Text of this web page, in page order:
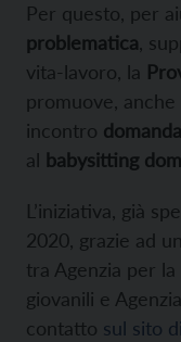
Per questo, per
problematica ,
vita-lavoro, la
promuove, anche
incontro
al babysitting
L’iniziativa, già
2020, grazie ad
tra Agenzia per
giovanili e
contatto sul sito